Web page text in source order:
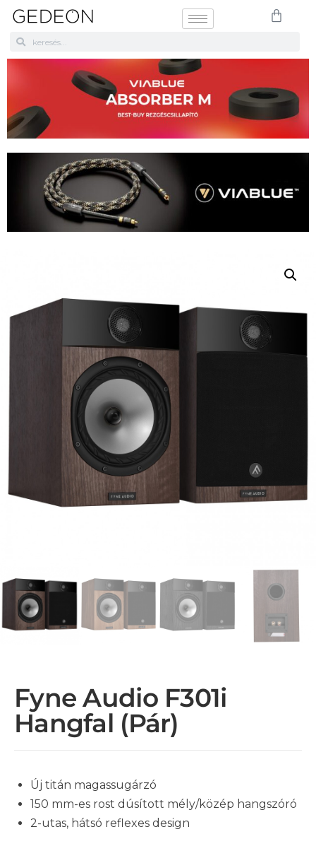
Fyne Audio F301i
Hangfal (pár)
Új titán magassugárzó
150 mm-es rost dúsított mély/közép hangszóró
2-utas, hátsó reflexes design